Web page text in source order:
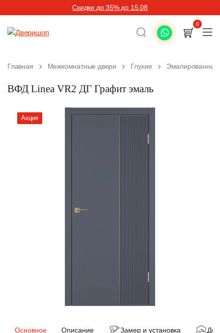
Скидки до 35% до 15.08
0
Главная Межкомнатные двери Глухие Эмалированные
ВФД Linea VR2 ДГ Графит эмаль
Акция
Основное Описание Замер и установка